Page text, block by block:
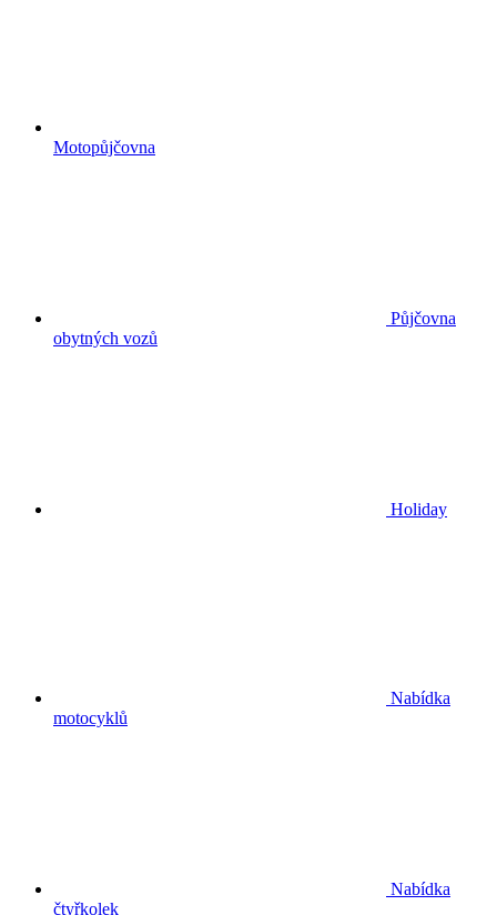
Motopůjčovna
Půjčovna
obytných vozů
Holiday
Nabídka
motocyklů
Nabídka
čtyřkolek